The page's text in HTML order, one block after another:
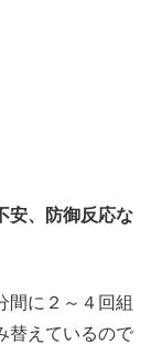
安、防御反応な
間に２～４回組
替えているので